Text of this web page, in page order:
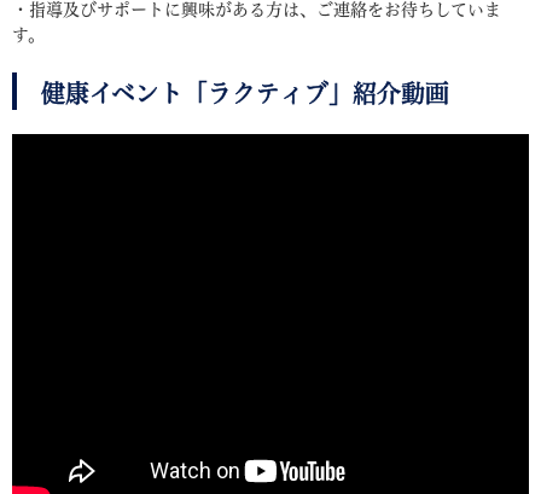
・指導及びサポートに興味がある方は、ご連絡をお待ちしていま
す。
健康イベント「ラクティブ」紹介動画